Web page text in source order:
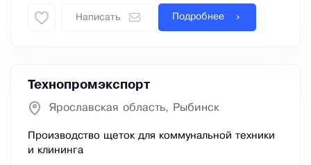
Написать Подробнее
Технопромэкспорт
Ярославская область, Рыбинск
Производство щеток для коммунальной техники
и клининга